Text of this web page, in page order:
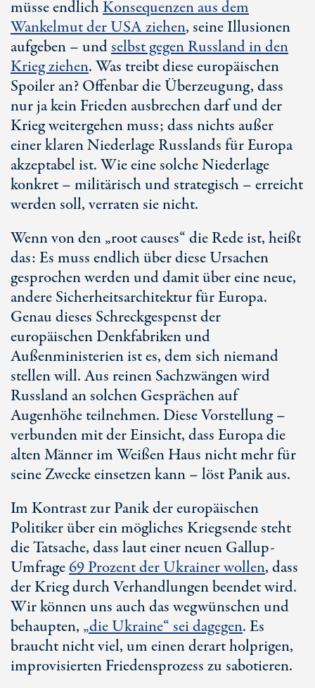
müsse endlichKonsequenzen aus dem
Wankelmut der USA ziehen, seine Illusionen
aufgeben – undselbst gegen Russland in den
Krieg ziehen. Was treibt diese europäischen
Spoiler an? Offenbar die Überzeugung, dass
nur ja kein Frieden ausbrechen darf und der
Krieg weitergehen muss; dass nichts außer
einer klaren Niederlage Russlands für Europa
akzeptabel ist. Wie eine solche Niederlage
konkret – militärisch und strategisch – erreicht
werden soll, verraten sie nicht.
Wenn von den „root causes“ die Rede ist, heißt
das: Es muss endlich über diese Ursachen
gesprochen werden und damit über eine neue,
andere Sicherheitsarchitektur für Europa.
Genau dieses Schreckgespenst der
europäischen Denkfabriken und
Außenministerien ist es, dem sich niemand
stellen will. Aus reinen Sachzwängen wird
Russland an solchen Gesprächen auf
Augenhöhe teilnehmen. Diese Vorstellung –
verbunden mit der Einsicht, dass Europa die
alten Männer im Weißen Haus nicht mehr für
seine Zwecke einsetzen kann – löst Panik aus.
Im Kontrast zur Panik der europäischen
Politiker über ein mögliches Kriegsende steht
die Tatsache, dass laut einer neuen Gallup-
Umfrage69 Prozentder Ukrainer wollen, dass
der Krieg durch Verhandlungen beendet wird.
Wir können uns auch das wegwünschen und
behaupten, „die Ukraine“ sei dagegen. Es
braucht nicht viel, um einen derart holprigen,
improvisierten Friedensprozess zu sabotieren.